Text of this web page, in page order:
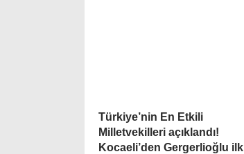
Türkiye’nin En Etkili
Milletvekilleri açıklandı!
Kocaeli’den Gergerlioğlu ilk